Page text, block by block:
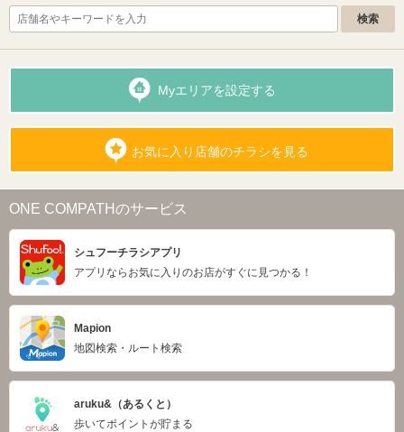
Myエリアを設定する
お気に入り店舗のチラシを見る
ONE COMPATHのサービス
シュフーチラシアプリ
アプリならお気に入りのお店がすぐに見つかる！
Mapion
地図検索・ルート検索
aruku&（あるくと）
歩いてポイントが貯まる